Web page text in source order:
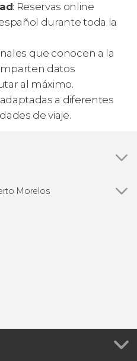
: Reservas online
durante toda la
que conocen a la
datos
al máximo.
a diferentes
de viaje.
Morelos